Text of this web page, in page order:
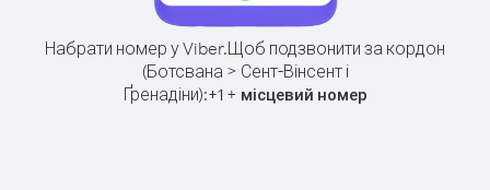
Набрати номер у Viber.Щоб подзвонити за кордон
(Ботсвана > Сент-Вінсент і
Ґренадіни):+1+ місцевий номер